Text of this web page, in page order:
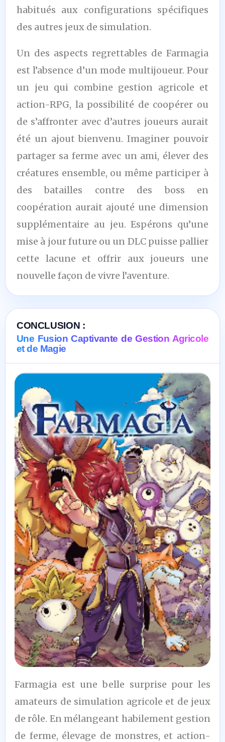
habitués aux configurations spécifiques
des autres jeux de simulation.
Un des aspects regrettables de Farmagia
est l’absence d’un mode multijoueur. Pour
un jeu qui combine gestion agricole et
action-RPG, la possibilité de coopérer ou
de s’affronter avec d’autres joueurs aurait
été un ajout bienvenu. Imaginer pouvoir
partager sa ferme avec un ami, élever des
créatures ensemble, ou même participer à
des batailles contre des boss en
coopération aurait ajouté une dimension
supplémentaire au jeu. Espérons qu’une
mise à jour future ou un DLC puisse pallier
cette lacune et offrir aux joueurs une
nouvelle façon de vivre l’aventure.
CONCLUSION :
Une Fusion Captivante de Gestion Agricole
et de Magie
8,5
/10
Farmagia est une belle surprise pour les
amateurs de simulation agricole et de jeux
de rôle. En mélangeant habilement gestion
de ferme, élevage de monstres, et action-